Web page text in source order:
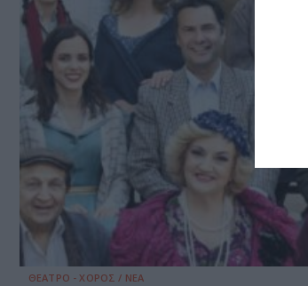
ΘΕΑΤΡΟ - ΧΟΡΟΣ / ΝΕΑ